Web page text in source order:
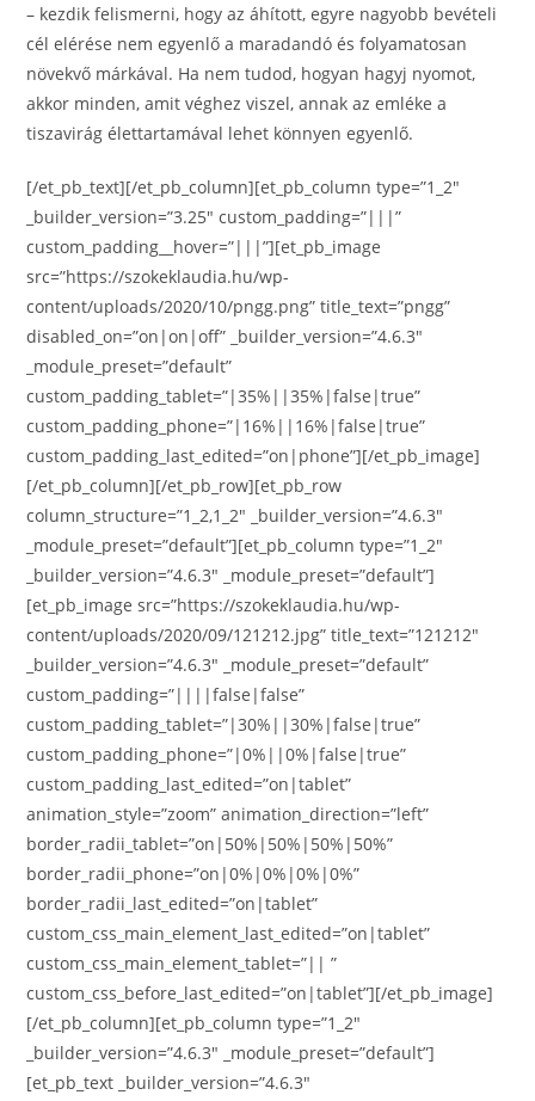
– kezdik felismerni, hogy az áhított, egyre nagyobb bevételi
cél elérése nem egyenlő a maradandó és folyamatosan
növekvő márkával. Ha nem tudod, hogyan hagyj nyomot,
akkor minden, amit véghez viszel, annak az emléke a
tiszavirág élettartamával lehet könnyen egyenlő.
[/et_pb_text][/et_pb_column][et_pb_column type=”1_2″
_builder_version=”3.25″ custom_padding=”|||”
custom_padding__hover=”|||”][et_pb_image
src=”https://szokeklaudia.hu/wp-
content/uploads/2020/10/pngg.png” title_text=”pngg”
disabled_on=”on|on|off” _builder_version=”4.6.3″
_module_preset=”default”
custom_padding_tablet=”|35%||35%|false|true”
custom_padding_phone=”|16%||16%|false|true”
custom_padding_last_edited=”on|phone”][/et_pb_image]
[/et_pb_column][/et_pb_row][et_pb_row
column_structure=”1_2,1_2″ _builder_version=”4.6.3″
_module_preset=”default”][et_pb_column type=”1_2″
_builder_version=”4.6.3″ _module_preset=”default”]
[et_pb_image src=”https://szokeklaudia.hu/wp-
content/uploads/2020/09/121212.jpg” title_text=”121212″
_builder_version=”4.6.3″ _module_preset=”default”
custom_padding=”||||false|false”
custom_padding_tablet=”|30%||30%|false|true”
custom_padding_phone=”|0%||0%|false|true”
custom_padding_last_edited=”on|tablet”
animation_style=”zoom” animation_direction=”left”
border_radii_tablet=”on|50%|50%|50%|50%”
border_radii_phone=”on|0%|0%|0%|0%”
border_radii_last_edited=”on|tablet”
custom_css_main_element_last_edited=”on|tablet”
custom_css_main_element_tablet=”|| ”
custom_css_before_last_edited=”on|tablet”][/et_pb_image]
[/et_pb_column][et_pb_column type=”1_2″
_builder_version=”4.6.3″ _module_preset=”default”]
[et_pb_text _builder_version=”4.6.3″